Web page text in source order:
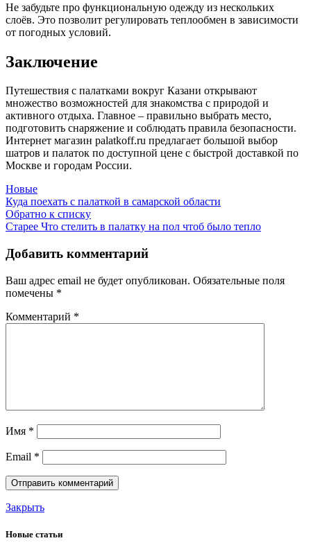
Не забудьте про функциональную одежду из нескольких
слоёв. Это позволит регулировать теплообмен в зависимости
от погодных условий.
Заключение
Путешествия с палатками вокруг Казани открывают
множество возможностей для знакомства с природой и
активного отдыха. Главное – правильно выбрать место,
подготовить снаряжение и соблюдать правила безопасности.
Интернет магазин palatkoff.ru предлагает большой выбор
шатров и палаток по доступной цене с быстрой доставкой по
Москве и городам России.
Новые
Куда поехать с палаткой в самарской области
Обратно к списку
Старее Что стелить в палатку на пол чтоб было тепло
Добавить комментарий
Ваш адрес email не будет опубликован. Обязательные поля
помечены *
Комментарий *
Имя *
Email *
Закрыть
Новые статьи